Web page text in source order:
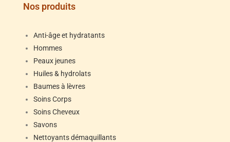
Nos produits
Anti-âge et hydratants
Hommes
Peaux jeunes
Huiles & hydrolats
Baumes à lèvres
Soins Corps
Soins Cheveux
Savons
Nettoyants démaquillants